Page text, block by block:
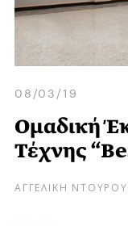
08/03/19
Ομαδική
Τέχνης
ΑΓΓΕΛΙΚΗ ΝΤΟΥΡΟΥ